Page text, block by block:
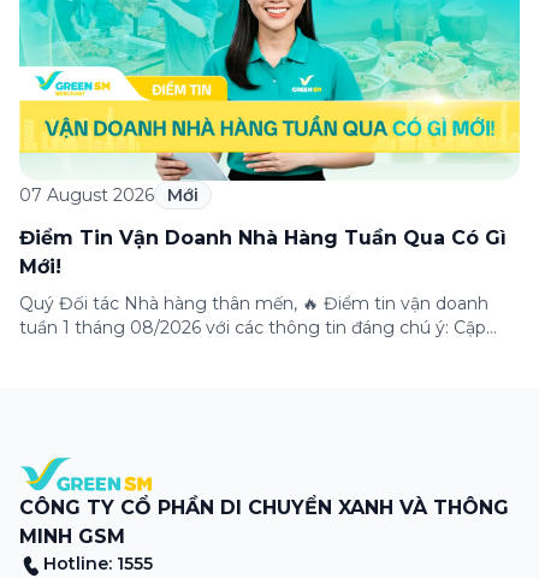
07 August 2026 Mới
Điểm Tin Vận Doanh Nhà Hàng Tuần Qua Có Gì
Mới!
Quý Đối tác Nhà hàng thân mến, 🔥 Điểm tin vận doanh
tuần 1 tháng 08/2026 với các thông tin đáng chú ý: Cập
CÔNG TY CỔ PHẦN DI CHUYỂN XANH VÀ THÔNG
MINH GSM
Hotline: 1555